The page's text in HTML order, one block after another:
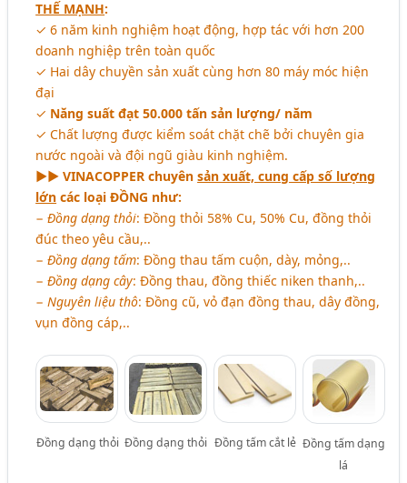
THẾ MẠNH:
✓ 6 năm kinh nghiệm hoạt động, hợp tác với hơn 200
doanh nghiệp trên toàn quốc
✓ Hai dây chuyền sản xuất cùng hơn 80 máy móc hiện
đại
✓ Năng suất đạt 50.000 tấn sản lượng/ năm
✓ Chất lượng được kiểm soát chặt chẽ bởi chuyên gia
nước ngoài và đội ngũ giàu kinh nghiệm.
►► VINACOPPER chuyênsản xuất, cung cấp số lượng
lớn các loại ĐỒNG như:
−Đồng dạng thỏi: Đồng thỏi 58% Cu, 50% Cu, đồng thỏi
đúc theo yêu cầu,..
−Đồng dạng tấm: Đồng thau tấm cuộn, dày, mỏng,..
−Đồng dạng cây: Đồng thau, đồng thiếc niken thanh,..
−Nguyên liệu thô: Đồng cũ, vỏ đạn đồng thau, dây đồng,
vụn đồng cáp,..
Đồng dạng thỏi Đồng dạng thỏi Đồng tấm cắt lẻ Đồng tấm dạng
lá